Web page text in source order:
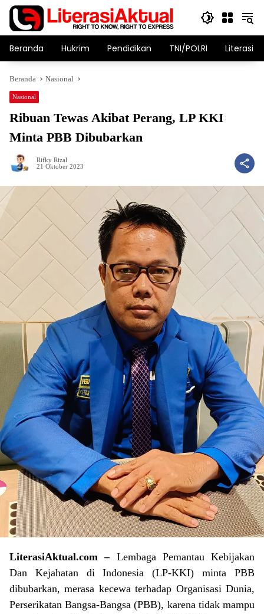
Langsung
konten
Beranda Hukrim Pendidikan TNI/POLRI Literasi
Beranda Nasional
Nasional
Ribuan Tewas Akibat Perang, LP KKI
Minta PBB Dibubarkan
Rifky Rizal
21 Oktober 2023
LiterasiAktual.com –Lembaga Pemantau Kebijakan
Dan Kejahatan di Indonesia (LP-KKI) minta PBB
dibubarkan, merasa kecewa terhadap Organisasi Dunia,
Perserikatan Bangsa-Bangsa (PBB), karena tidak mampu